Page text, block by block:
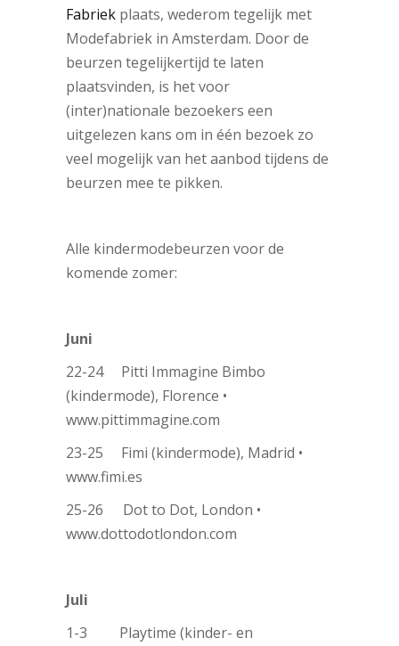
Fabriek plaats, wederom tegelijk met
Modefabriek in Amsterdam. Door de
beurzen tegelijkertijd te laten
plaatsvinden, is het voor
(inter)nationale bezoekers een
uitgelezen kans om in één bezoek zo
veel mogelijk van het aanbod tijdens de
beurzen mee te pikken.
Alle kindermodebeurzen voor de
komende zomer:
Juni
22-24 Pitti Immagine Bimbo
(kindermode), Florence •
www.pittimmagine.com
23-25 Fimi (kindermode), Madrid •
www.fimi.es
25-26
Dot to Dot, London •
www.dottodotlondon.com
Juli
1-3 Playtime (kinder- en